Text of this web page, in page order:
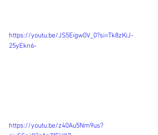
https://youtu.be/JS5Eigw0V_0?si=Tk8zKiJ-
25yEkn6-
https://youtu.be/z40Au5Nm9us?